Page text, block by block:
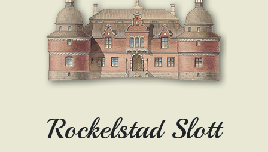
Rockelstad Slott